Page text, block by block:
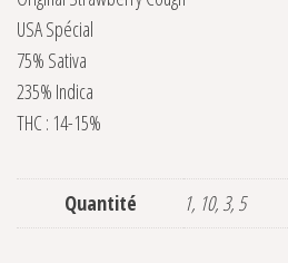
USA Spécial
75% Sativa
235% Indica
THC : 14-15%
Quantité 1, 10, 3, 5